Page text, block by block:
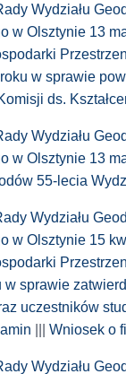
Wydziału
w Olsztynie 13
w sprawie
ds.
Wydziału
w Olsztynie 13
55-lecia
Wydziału
w Olsztynie 15
sprawie
uczestników
|||Wniosek o
Wydziału